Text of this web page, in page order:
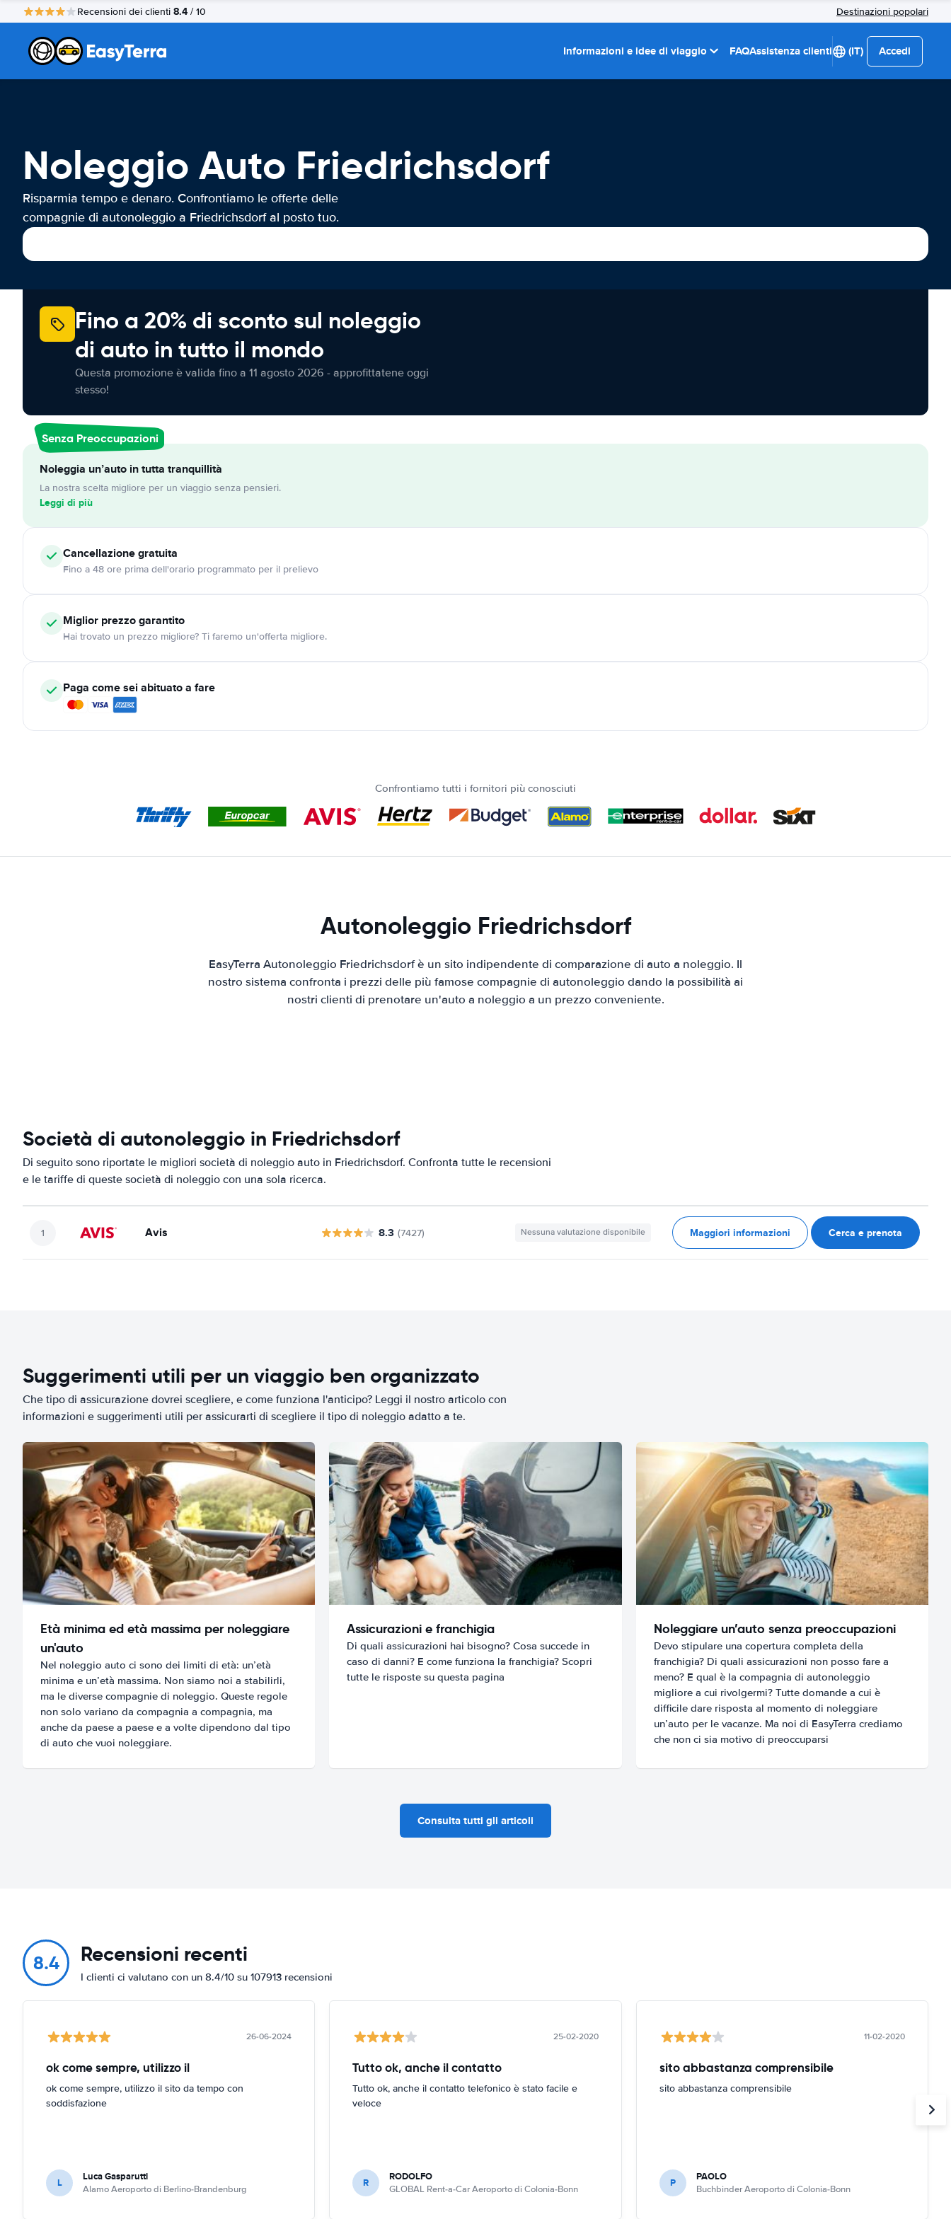
Recensioni dei clienti 8.4 / 10 Destinazioni popolari
Informazioni e idee di viaggio FAQAssistenza clienti (IT) Accedi
Noleggio Auto Friedrichsdorf
Risparmia tempo e denaro. Confrontiamo le offerte delle
compagnie di autonoleggio a Friedrichsdorf al posto tuo.
Fino a 20% di sconto sul noleggio
di auto in tutto il mondo
Questa promozione è valida fino a 11 agosto 2026 - approfittatene oggi
stesso!
Senza Preoccupazioni
Noleggia un’auto in tutta tranquillità
La nostra scelta migliore per un viaggio senza pensieri.
Leggi di più
Cancellazionegratuita
Fino a 48 ore prima dell'orario programmato per il prelievo
Miglior prezzo garantito
Hai trovato un prezzo migliore? Ti faremo un'offerta migliore.
Paga come sei abituato a fare
Confrontiamo tutti i fornitori più conosciuti
Autonoleggio Friedrichsdorf
EasyTerra Autonoleggio Friedrichsdorf è un sito indipendente di comparazione di auto a noleggio. Il
nostro sistema confronta i prezzi delle più famose compagnie di autonoleggio dando la possibilità ai
nostri clienti di prenotare un'auto a noleggio a un prezzo conveniente.
Società di autonoleggio in Friedrichsdorf
Di seguito sono riportate le migliori società di noleggio auto in Friedrichsdorf. Confronta tutte le recensioni
e le tariffe di queste società di noleggio con una sola ricerca.
Avis 8.3 (7427) Nessuna valutazione disponibile Maggiori informazioni Cerca e prenota
Suggerimenti utili per un viaggio ben organizzato
Che tipo di assicurazione dovrei scegliere, e come funziona l'anticipo? Leggi il nostro articolo con
informazioni e suggerimenti utili per assicurarti di scegliere il tipo di noleggio adatto a te.
Età minima ed età massima per noleggiare
un'auto
Nel noleggio auto ci sono dei limiti di età: un’età
minima e un’età massima. Non siamo noi a stabilirli,
ma le diverse compagnie di noleggio. Queste regole
non solo variano da compagnia a compagnia, ma
anche da paese a paese e a volte dipendono dal tipo
di auto che vuoi noleggiare.
Assicurazioni e franchigia
Di quali assicurazioni hai bisogno? Cosa succede in
caso di danni? E come funziona la franchigia? Scopri
tutte le risposte su questa pagina
Noleggiare un’auto senza preoccupazioni
Devo stipulare una copertura completa della
franchigia? Di quali assicurazioni non posso fare a
meno? E qual è la compagnia di autonoleggio
migliore a cui rivolgermi? Tutte domande a cui è
difficile dare risposta al momento di noleggiare
un’auto per le vacanze. Ma noi di EasyTerra crediamo
che non ci sia motivo di preoccuparsi
Consulta tutti gli articoli
8.4 Recensioni recenti
I clienti ci valutano con un 8.4/10 su 107913 recensioni
26-06-2024
ok come sempre, utilizzo il
ok come sempre, utilizzo il sito da tempo con
soddisfazione
L Luca Gasparutti
Alamo Aeroporto di Berlino-Brandenburg
25-02-2020
Tutto ok, anche il contatto
Tutto ok, anche il contatto telefonico è stato facile e
veloce
R RODOLFO
GLOBAL Rent-a-Car Aeroporto di Colonia-Bonn
11-02-2020
sito abbastanza comprensibile
sito abbastanza comprensibile
P PAOLO
Buchbinder Aeroporto di Colonia-Bonn